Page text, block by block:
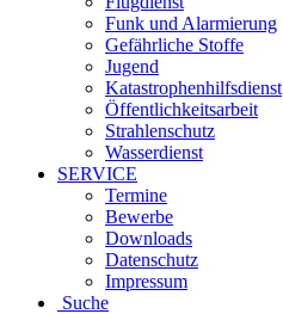
Funk und Alarmierung
Gefährliche Stoffe
Jugend
Katastrophenhilfsdienst
Öffentlichkeitsarbeit
Strahlenschutz
Wasserdienst
SERVICE
Termine
Bewerbe
Downloads
Datenschutz
Impressum
Suche